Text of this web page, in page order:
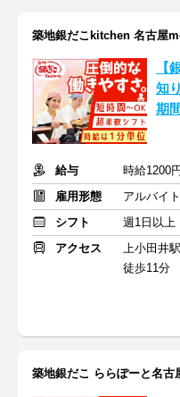
築地銀だこkitchen 名古屋
【
知
期
給与
時給1200
雇用形態
アルバイ
シフト
週1日以上
アクセス
上小田井駅
徒歩11分
築地銀だこ ららぽーと名古